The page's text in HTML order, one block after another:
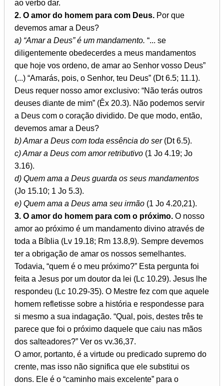
ao verbo dar.
2. O amor do homem para com Deus. Por que
devemos amar a Deus?
a) “Amar a Deus” é um mandamento. “... se
diligentemente obedecerdes a meus mandamentos
que hoje vos ordeno, de amar ao Senhor vosso Deus”
(...) “Amarás, pois, o Senhor, teu Deus” (Dt 6.5; 11.1).
Deus requer nosso amor exclusivo: “Não terás outros
deuses diante de mim” (Êx 20.3). Não podemos servir
a Deus com o coração dividido. De que modo, então,
devemos amar a Deus?
b) Amar a Deus com toda essência do ser(Dt 6.5).
c) Amar a Deus com amor retributivo (1 Jo 4.19; Jo
3.16).
d) Quem ama a Deus guarda os seus mandamentos
(Jo 15.10; 1 Jo 5.3).
e) Quem ama a Deus ama seu irmão (1 Jo 4.20,21).
3. O amor do homem para com o próximo. O nosso
amor ao próximo é um mandamento divino através de
toda a Bíblia (Lv 19.18; Rm 13.8,9). Sempre devemos
ter a obrigação de amar os nossos semelhantes.
Todavia, “quem é o meu próximo?” Esta pergunta foi
feita a Jesus por um doutor da lei (Lc 10.29). Jesus lhe
respondeu (Lc 10.29-35). O Mestre fez com que aquele
homem refletisse sobre a história e respondesse para
si mesmo a sua indagação. “Qual, pois, destes três te
parece que foi o próximo daquele que caiu nas mãos
dos salteadores?” Ver os vv.36,37.
O amor, portanto, é a virtude ou predicado supremo do
crente, mas isso não significa que ele substitui os
dons. Ele é o “caminho mais excelente” para o